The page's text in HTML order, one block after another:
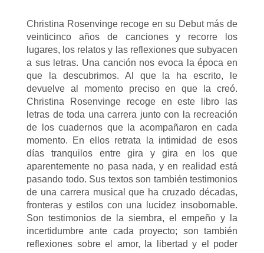
Christina Rosenvinge recoge en su Debut más de
veinticinco años de canciones y recorre los
lugares, los relatos y las reflexiones que subyacen
a sus letras. Una canción nos evoca la época en
que la descubrimos. Al que la ha escrito, le
devuelve al momento preciso en que la creó.
Christina Rosenvinge recoge en este libro las
letras de toda una carrera junto con la recreación
de los cuadernos que la acompañaron en cada
momento. En ellos retrata la intimidad de esos
días tranquilos entre gira y gira en los que
aparentemente no pasa nada, y en realidad está
pasando todo. Sus textos son también testimonios
de una carrera musical que ha cruzado décadas,
fronteras y estilos con una lucidez insobornable.
Son testimonios de la siembra, el empeño y la
incertidumbre ante cada proyecto; son también
reflexiones sobre el amor, la libertad y el poder